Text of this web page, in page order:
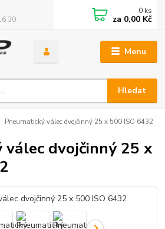
Menu
Hledat
0 ks
za 0,00 Kč
Pneumatický válec dvojčinný 25 x 500 ISO 6432
válec dvojčinný 25 x